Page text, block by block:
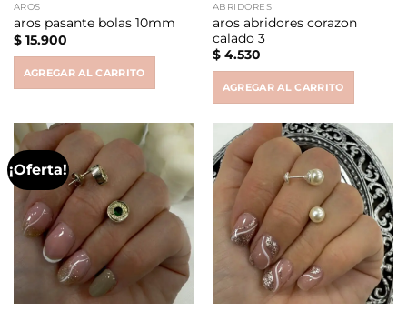
AROS
aros pasante bolas 10mm
$15.900
AGREGAR AL CARRITO
ABRIDORES
aros abridores corazon
calado 3
$4.530
AGREGAR AL CARRITO
¡Oferta!